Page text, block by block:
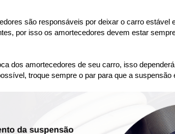
são responsáveis por deixar o carro estável
por isso os amortecedores devem estar
dos amortecedores de seu carro, isso
troque sempre o par para que a suspensão